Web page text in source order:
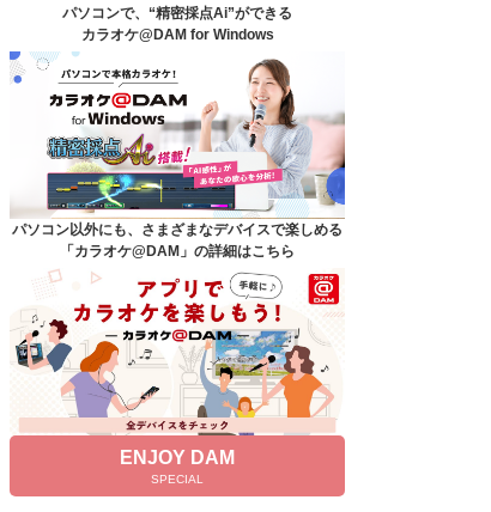
DAM★とも動画
DAM★とも録音
カラオケ＠DAM
ユーザー検索
キャンペーン
よくあるご質問
DAMの新曲・ランキングなど
カラオケ最新情報をチェック！
パソコンで、“精密採点Ai”ができる
カラオケ@DAM for Windows
パソコン以外にも、さまざまなデバイスで楽しめる
「カラオケ@DAM」の詳細はこちら
ENJOY DAM
SPECIAL